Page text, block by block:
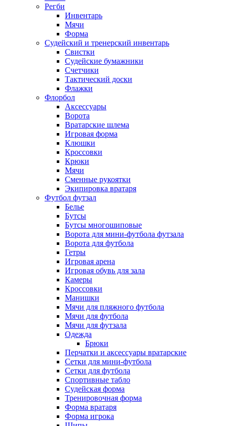
Регби
Инвентарь
Мячи
Форма
Судейский и тренерский инвентарь
Свистки
Судейские бумажники
Счетчики
Тактический доски
Флажки
Флорбол
Аксессуары
Ворота
Вратарские шлема
Игровая форма
Клюшки
Кроссовки
Крюки
Мячи
Сменные рукоятки
Экипировка вратаря
Футбол футзал
Белье
Бутсы
Бутсы многошиповые
Ворота для мини-футбола футзала
Ворота для футбола
Гетры
Игровая арена
Игровая обувь для зала
Камеры
Кроссовки
Манишки
Мячи для пляжного футбола
Мячи для футбола
Мячи для футзала
Одежда
Брюки
Перчатки и аксессуары вратарские
Сетки для мини-футбола
Сетки для футбола
Спортивные табло
Судейская форма
Тренировочная форма
Форма вратаря
Форма игрока